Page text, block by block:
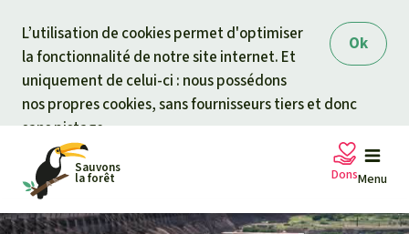
Ok
L’utilisation de cookies permet d'optimiser
la fonctionnalité de notre site internet. Et
uniquement de celui-ci : nous possédons
nos propres cookies, sans fournisseurs tiers et donc
sans pistage.
Sauvons
la forêt Menu
Dons